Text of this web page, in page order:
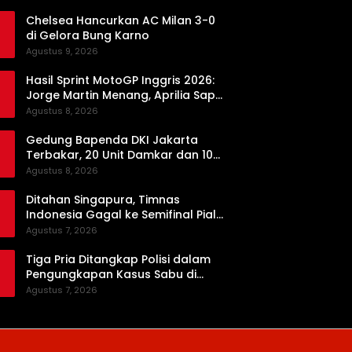
Chelsea Hancurkan AC Milan 3-0
di Gelora Bung Karno
Agustus 9, 2026
Hasil Sprint MotoGP Inggris 2026:
Jorge Martin Menang, Aprilia Sapu
Bersih Podium
Agustus 8, 2026
Gedung Bapenda DKI Jakarta
Terbakar, 20 Unit Damkar dan 100
Personel Dikerahkan
Agustus 8, 2026
Ditahan Singapura, Timnas
Indonesia Gagal ke Semifinal Piala
AFF 2026
Agustus 7, 2026
Tiga Pria Ditangkap Polisi dalam
Pengungkapan Kasus Sabu di
Dharmasraya, Timbangan Digital
Agustus 7, 2026